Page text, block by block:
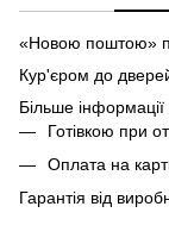
«Новою поштою»
Кур'єром до
Більше
Готівкою при
Оплата на
Гарантія від